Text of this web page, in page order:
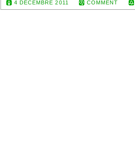
4 DÉCEMBRE 2011
COMMENT